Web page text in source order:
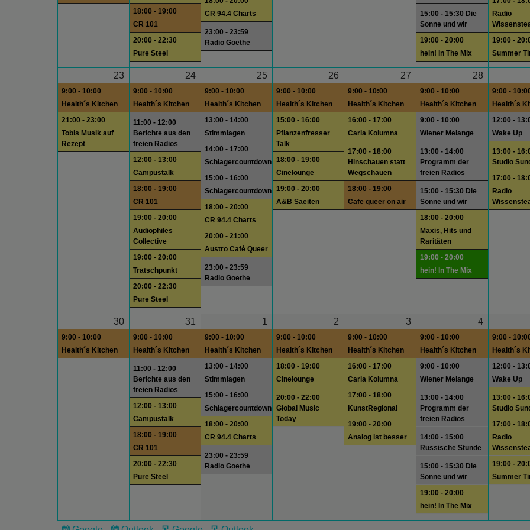
18:00 - 19:00
CR 101
20:00 - 22:30
Pure Steel
CR 94.4 Charts
23:00 - 23:59
Radio Goethe
15:00 - 15:30 Die
Sonne und wir
19:00 - 20:00
hein! In The Mix
Radio
19:00 -
Summer
23
9:00 - 10:00
Health´s Kitchen
21:00 - 23:00
Tobis Musik auf
Rezept
24
9:00 - 10:00
Health´s Kitchen
11:00 - 12:00
Berichte aus den
freien Radios
12:00 - 13:00
Campustalk
18:00 - 19:00
CR 101
19:00 - 20:00
Audiophiles
Collective
19:00 - 20:00
Tratschpunkt
20:00 - 22:30
Pure Steel
25
9:00 - 10:00
Health´s Kitchen
13:00 - 14:00
Stimmlagen
14:00 - 17:00
Schlagercountdown
15:00 - 16:00
Schlagercountdown
18:00 - 20:00
CR 94.4 Charts
20:00 - 21:00
Austro Café Queer
23:00 - 23:59
Radio Goethe
26
9:00 - 10:00
Health´s Kitchen
15:00 - 16:00
Pflanzenfresser
Talk
18:00 - 19:00
Cinelounge
19:00 - 20:00
A&B Saeiten
27
9:00 - 10:00
Health´s Kitchen
16:00 - 17:00
Carla Kolumna
17:00 - 18:00
Hinschauen statt
Wegschauen
18:00 - 19:00
Cafe queer on air
28
9:00 - 10:00
Health´s Kitchen
9:00 - 10:00
Wiener Melange
13:00 - 14:00
Programm der
freien Radios
15:00 - 15:30 Die
Sonne und wir
18:00 - 20:00
Maxis, Hits und
Raritäten
19:00 - 20:00
hein! In The Mix
9:00 -
Health´s
12:00 -
Wake Up
13:00 -
Studio
17:00 -
Radio
30
9:00 - 10:00
Health´s Kitchen
31
9:00 - 10:00
Health´s Kitchen
11:00 - 12:00
Berichte aus den
freien Radios
12:00 - 13:00
Campustalk
18:00 - 19:00
CR 101
20:00 - 22:30
Pure Steel
1
9:00 - 10:00
Health´s Kitchen
13:00 - 14:00
Stimmlagen
15:00 - 16:00
Schlagercountdown
18:00 - 20:00
CR 94.4 Charts
23:00 - 23:59
Radio Goethe
2
9:00 - 10:00
Health´s Kitchen
18:00 - 19:00
Cinelounge
20:00 - 22:00
Global Music
Today
3
9:00 - 10:00
Health´s Kitchen
16:00 - 17:00
Carla Kolumna
17:00 - 18:00
KunstRegional
19:00 - 20:00
Analog ist besser
4
9:00 - 10:00
Health´s Kitchen
9:00 - 10:00
Wiener Melange
13:00 - 14:00
Programm der
freien Radios
14:00 - 15:00
Russische Stunde
15:00 - 15:30 Die
Sonne und wir
19:00 - 20:00
hein! In The Mix
9:00 -
Health´s
12:00 -
Wake Up
13:00 -
Studio
17:00 -
Radio
19:00 -
Summer